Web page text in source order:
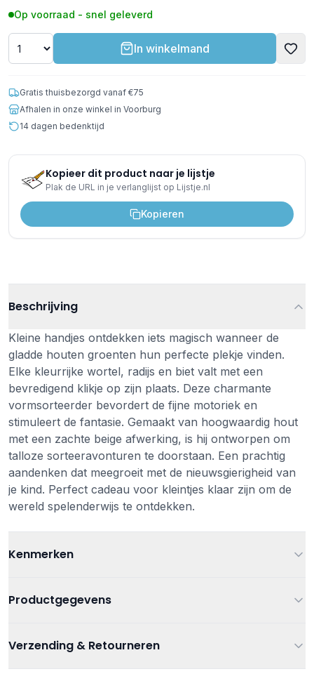
Op voorraad - snel geleverd
In winkelmand
Gratis thuisbezorgd vanaf €75
Afhalen in onze winkel in Voorburg
14 dagen bedenktijd
Kopieer dit product naar je lijstje
Plak de URL in je verlanglijst op Lijstje.nl
Kopieren
Beschrijving
Kleine handjes ontdekken iets magisch wanneer de
gladde houten groenten hun perfecte plekje vinden.
Elke kleurrijke wortel, radijs en biet valt met een
bevredigend klikje op zijn plaats. Deze charmante
vormsorteerder bevordert de fijne motoriek en
stimuleert de fantasie. Gemaakt van hoogwaardig hout
met een zachte beige afwerking, is hij ontworpen om
talloze sorteeravonturen te doorstaan. Een prachtig
aandenken dat meegroeit met de nieuwsgierigheid van
je kind. Perfect cadeau voor kleintjes klaar zijn om de
wereld spelenderwijs te ontdekken.
Kenmerken
Productgegevens
Artikelnummer
Babyspeelgoed,Ballen blokken
Verzending & Retourneren